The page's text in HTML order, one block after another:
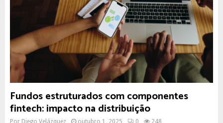
Fundos estruturados com componentes
fintech: impacto na distribuição
Por Diego Velázquez outubro 1, 2025 0 248